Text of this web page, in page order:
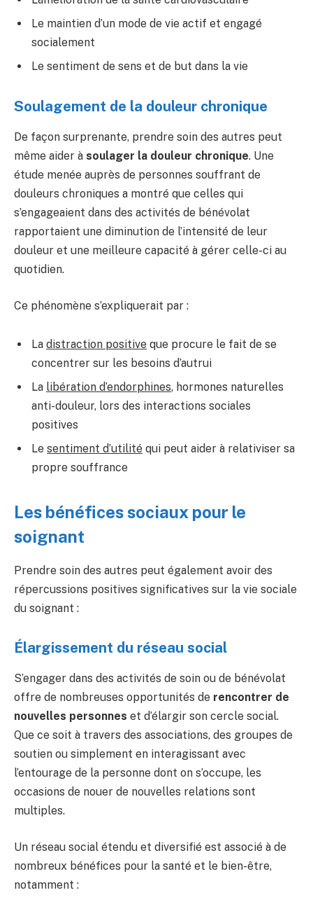
Le maintien d’un mode de vie actif et engagé
socialement
Le sentiment de sens et de but dans la vie
Soulagement de la douleur chronique
De façon surprenante, prendre soin des autres peut
même aider à soulager la douleur chronique. Une
étude menée auprès de personnes souffrant de
douleurs chroniques a montré que celles qui
s’engageaient dans des activités de bénévolat
rapportaient une diminution de l’intensité de leur
douleur et une meilleure capacité à gérer celle-ci au
quotidien.
Ce phénomène s’expliquerait par :
La distraction positive que procure le fait de se
concentrer sur les besoins d’autrui
La libération d’endorphines, hormones naturelles
anti-douleur, lors des interactions sociales
positives
Le sentiment d’utilité qui peut aider à relativiser sa
propre souffrance
Les bénéfices sociaux pour le
soignant
Prendre soin des autres peut également avoir des
répercussions positives significatives sur la vie sociale
du soignant :
Élargissement du réseau social
S’engager dans des activités de soin ou de bénévolat
offre de nombreuses opportunités de rencontrer de
nouvelles personnes et d’élargir son cercle social.
Que ce soit à travers des associations, des groupes de
soutien ou simplement en interagissant avec
l’entourage de la personne dont on s’occupe, les
occasions de nouer de nouvelles relations sont
multiples.
Un réseau social étendu et diversifié est associé à de
nombreux bénéfices pour la santé et le bien-être,
notamment :